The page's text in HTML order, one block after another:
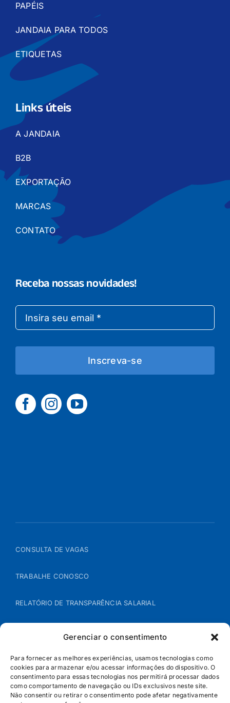
Gerenciar o consentimento
Para fornecer as melhores experiências, usamos tecnologias como
cookies para armazenar e/ou acessar informações do dispositivo. O
consentimento para essas tecnologias nos permitirá processar dados
como comportamento de navegação ou IDs exclusivos neste site.
Não consentir ou retirar o consentimento pode afetar negativamente
PAPÉIS
JANDAIA PARA TODOS
ETIQUETAS
Links úteis
A JANDAIA
B2B
EXPORTAÇÃO
MARCAS
CONTATO
Receba nossas novidades!
Inscreva-se
CONSULTA DE VAGAS
TRABALHE CONOSCO
RELATÓRIO DE TRANSPARÊNCIA SALARIAL
POLÍTICA DE COOKIES
POLÍTICA DE PRIVACIDADE